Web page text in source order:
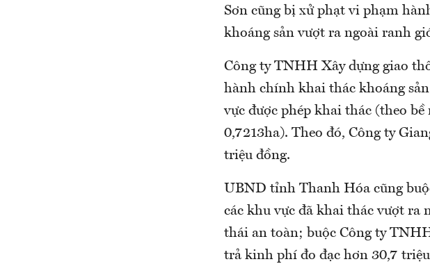
Sơn cũng bị xử phạt vi phạm
khoáng sản vượt ra ngoài ranh
Công ty TNHH Xây dựng giao
hành chính khai thác khoáng
vực được phép khai thác (theo
0,7213ha). Theo đó, Công ty
triệu đồng.
UBND tỉnh Thanh Hóa cũng
các khu vực đã khai thác vượt ra
thái an toàn; buộc Công ty
trả kinh phí đo đạc hơn 30,7